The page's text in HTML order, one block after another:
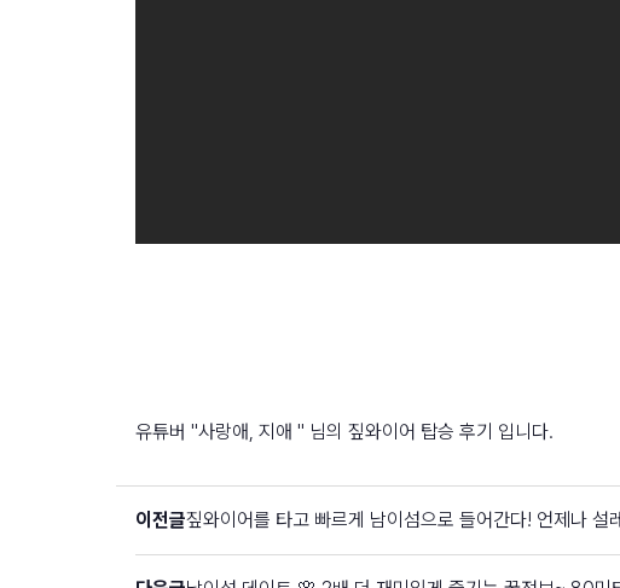
유튜버 "사랑애, 지애 " 님의 짚와이어 탑승 후기 입니다.
이전글짚와이어를 타고 빠르게 남이섬으로 들어간다! 언제나 설